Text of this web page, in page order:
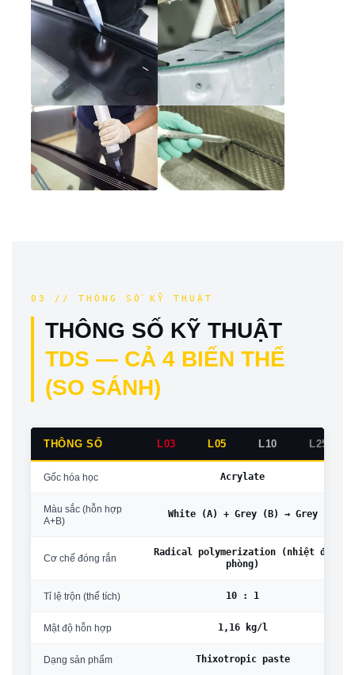
03 // THÔNG SỐ KỸ THUẬT
THÔNG SỐ KỸ THUẬT
TDS — CẢ 4 BIẾN THỂ
(SO SÁNH)
THÔNG SỐ L03 L05 L10 L25
Gốc hóa học Acrylate
Màu sắc (hỗn hợp
A+B)
White (A) + Grey (B) → Grey
Cơ chế đóng rắn
Radical polymerization (nhiệt độ
phòng)
Tỉ lệ trộn (thể tích) 10 : 1
Mật độ hỗn hợp 1,16 kg/l
Dạng sản phẩm Thixotropic paste